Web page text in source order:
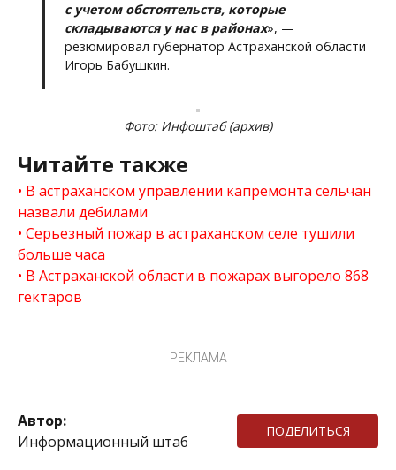
с учетом обстоятельств, которые
складываются у нас в районах», —
резюмировал губернатор Астраханской области
Игорь Бабушкин.
Фото: Инфоштаб (архив)
Читайте также
В астраханском управлении капремонта сельчан
назвали дебилами
Серьезный пожар в астраханском селе тушили
больше часа
В Астраханской области в пожарах выгорело 868
гектаров
РЕКЛАМА
Автор:
Информационный штаб
ПОДЕЛИТЬСЯ